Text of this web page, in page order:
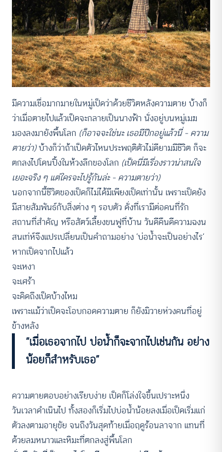
มีความเชื่อมากมายในหมู่เป็ดว่าด้วยชีวิตหลังความตาย บ้างก็
ว่าเมื่อตายไปแล้วเป็ดจะกลายเป็นนางฟ้า นั่งอยู่บนหมู่เมฆ
มองลงมายังพื้นโลก (ก็อาจจะใช่นะ เธอมีปีกอยู่แล้วนี่ – ความ
ตายว่า)บ้างก็ว่าถ้าเป็ดตัวไหนประพฤติตัวไม่ดียามมีชีวิต ก็จะ
ตกลงไปโดนปิ้งในห้วงลึกของโลก (เป็ดนี่มีเรื่องราวน่าสนใจ
เยอะจริง ๆ แต่ใครจะไปรู้กันล่ะ – ความตายว่า)
นอกจากนี้ชีวิตของเป็ดก็ไม่ได้มีเพียงเป็ดเท่านั้น เพราะเป็ดยัง
มีสายสัมพันธ์กับสิ่งต่าง ๆ รอบตัว ดั่งที่เรามีต่อคนที่รัก
สถานที่สำคัญ หรือสัตว์เลี้ยงขนฟูที่บ้าน วันดีคืนดีความฉงน
สนเท่ห์จึงแปรเปลี่ยนเป็นคำถามอย่าง ‘บ่อน้ำจะเป็นอย่างไร’
หากเป็ดจากไปแล้ว
จะเหงา
จะเศร้า
จะคิดถึงเป็ดบ้างไหม
เพราะแม้ว่าเป็ดจะโอบกอดความตาย ก็ยังมิวายห่วงคนที่อยู่
ข้างหลัง
“เมื่อเธอจากไป บ่อน้ำก็จะจากไปเช่นกัน อย่าง
น้อยก็สำหรับเธอ”
ความตายตอบอย่างเรียบง่าย เป็ดก็โล่งใจขึ้นเปราะหนึ่ง
วันเวลาดำเนินไป ทั้งสองก็เริ่มไปบ่อน้ำน้อยลงเมื่อเป็ดเริ่มแก่
ตัวลงตามอายุขัย จนถึงวันสุดท้ายเมื่อฤดูร้อนลาจาก แทนที่
ด้วยลมหนาวและหิมะที่ตกลงสู่พื้นโลก